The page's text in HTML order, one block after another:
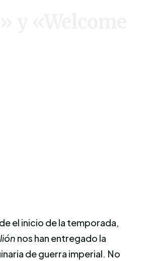
el inicio de la temporada,
nos han entregado la
de guerra imperial. No